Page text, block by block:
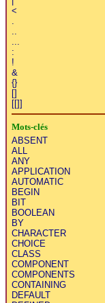
<
:
!
&
{}
[]
[[]]
Mots-clés
ABSENT
ALL
ANY
APPLICATION
AUTOMATIC
BEGIN
BIT
BOOLEAN
BY
CHARACTER
CHOICE
CLASS
COMPONENT
COMPONENTS
CONTAINING
DEFAULT